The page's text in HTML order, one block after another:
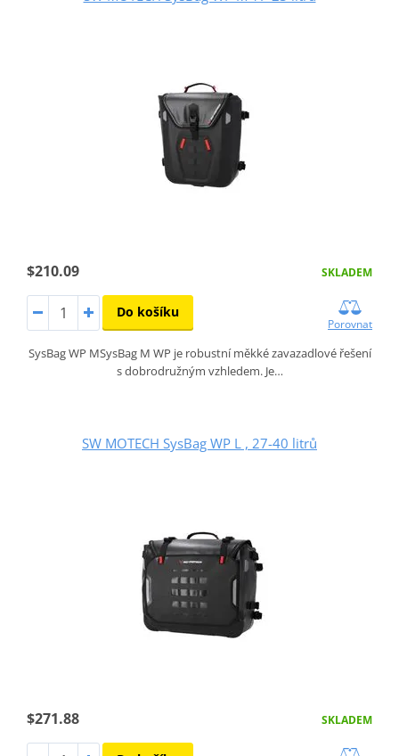
$210.09 SKLADEM
Do košíku
Porovnat
SysBag WP MSysBag M WP je robustní měkké zavazadlové řešení
s dobrodružným vzhledem. Je…
SW MOTECH SysBag WP L , 27-40 litrů
$271.88 SKLADEM